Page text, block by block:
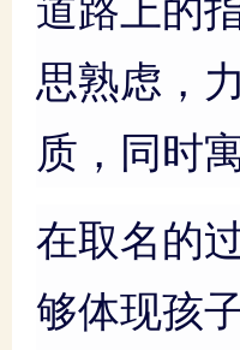
思熟虑，
质，同时
在取名的
够体现孩